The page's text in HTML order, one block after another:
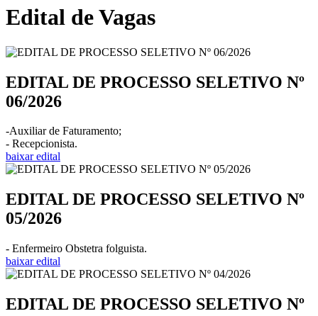
Edital de Vagas
EDITAL DE PROCESSO SELETIVO Nº
06/2026
-Auxiliar de Faturamento;
- Recepcionista.
baixar edital
EDITAL DE PROCESSO SELETIVO Nº
05/2026
- Enfermeiro Obstetra folguista.
baixar edital
EDITAL DE PROCESSO SELETIVO Nº